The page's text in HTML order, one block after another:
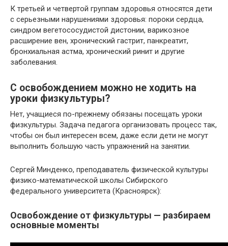
К третьей и четвертой группам здоровья относятся дети
с серьезными нарушениями здоровья: пороки сердца,
синдром вегетососудистой дистонии, варикозное
расширение вен, хронический гастрит, панкреатит,
бронхиальная астма, хронический ринит и другие
заболевания.
С освобождением можно не ходить на
уроки физкультуры?
Нет, учащиеся по-прежнему обязаны посещать уроки
физкультуры. Задача педагога организовать процесс так,
чтобы он был интересен всем, даже если дети не могут
выполнить большую часть упражнений на занятии.
Сергей Минденко, преподаватель физической культуры
физико-математической школы Сибирского
федерального университета (Красноярск):
Освобождение от физкультуры — разбираем
основные моменты